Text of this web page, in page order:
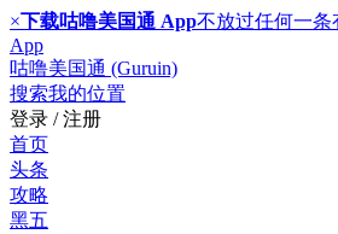
×下载咕噜美国通 App不放过任何一
App
咕噜美国通 (Guruin)
搜索我的位置
登录 / 注册
首页
头条
攻略
黑五